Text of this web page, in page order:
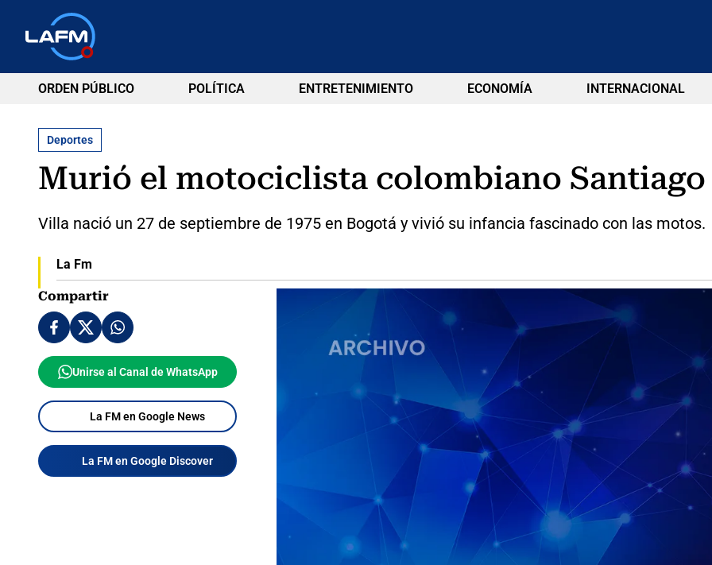
ORDEN PÚBLICO POLÍTICA ENTRETENIMIENTO ECONOMÍA INTERNACIONAL
Deportes
Murió el motociclista colombiano
Villa nació un 27 de septiembre de 1975 en Bogotá y vivió su infancia fascinado con las motos.
La Fm
Compartir
Unirse al Canal de WhatsApp
La FM en Google News
La FM en Google Discover